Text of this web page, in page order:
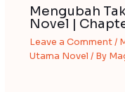
Mengubah
Novel |
Leave a Comment /
Utama Novel / By